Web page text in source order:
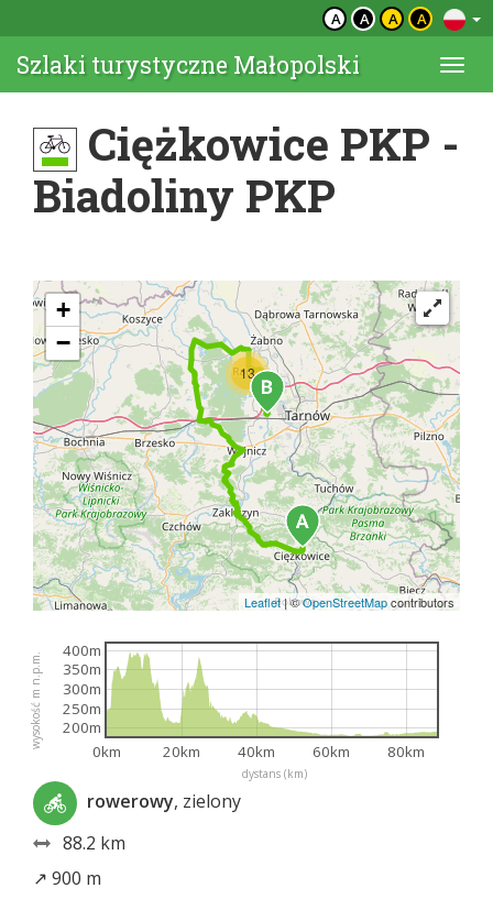
A A A A
Szlaki turystyczne Małopolski
Ciężkowice PKP -
Biadoliny PKP
13
+
−
Leaflet|©OpenStreetMapcontributors
dystans (km)
wysokość m n.p.m.
0km 20km 40km 60km 80km
200m
250m
300m
350m
400m
rowerowy, zielony
88.2 km
↗ 900 m